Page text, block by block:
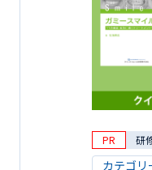
PR 研
カテゴリ